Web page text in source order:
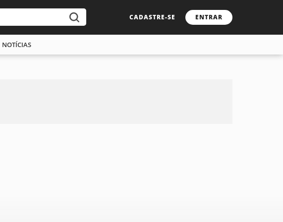
CADASTRE-SE ENTRAR
NOTÍCIAS